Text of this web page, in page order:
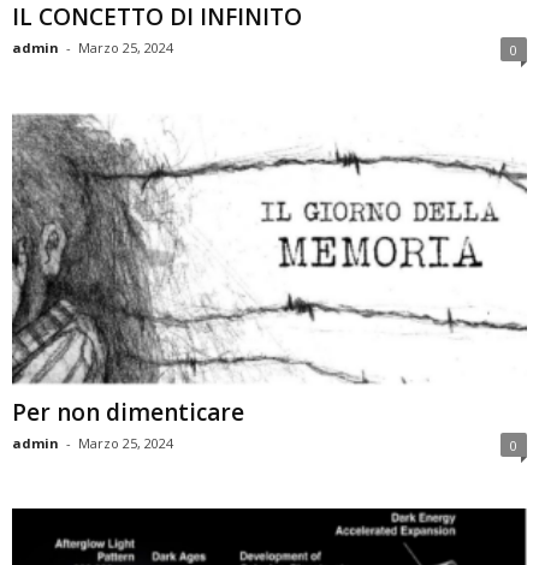
IL CONCETTO DI INFINITO
admin - Marzo 25, 2024 0
Per non dimenticare
admin - Marzo 25, 2024 0